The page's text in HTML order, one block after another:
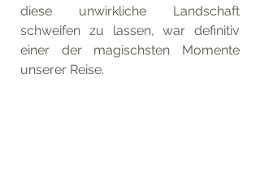
diese unwirkliche Landschaft
schweifen zu lassen, war definitiv
einer der magischsten Momente
unserer Reise.